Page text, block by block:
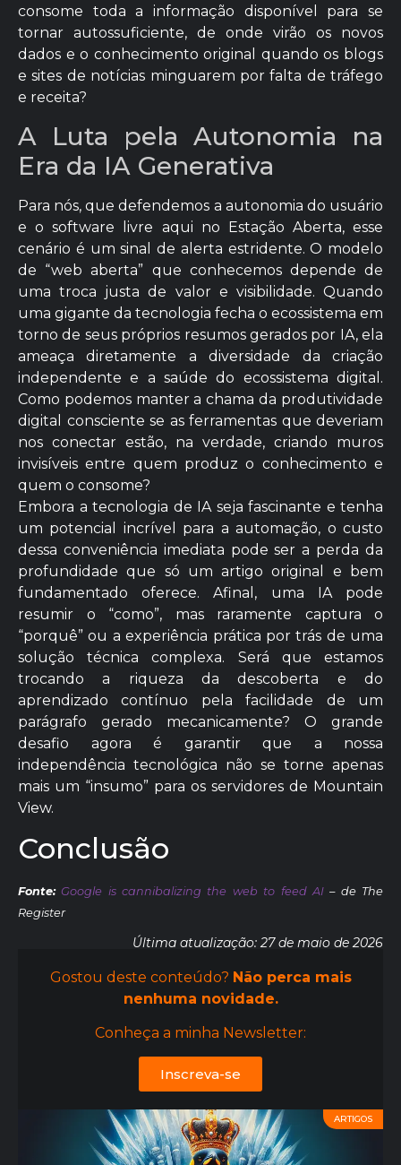
consome toda a informação disponível para se
tornar autossuficiente, de onde virão os novos
dados e o conhecimento original quando os blogs
e sites de notícias minguarem por falta de tráfego
e receita?
A Luta pela Autonomia na
Era da IA Generativa
Para nós, que defendemos a autonomia do usuário
e o software livre aqui no Estação Aberta, esse
cenário é um sinal de alerta estridente. O modelo
de “web aberta” que conhecemos depende de
uma troca justa de valor e visibilidade. Quando
uma gigante da tecnologia fecha o ecossistema em
torno de seus próprios resumos gerados por IA, ela
ameaça diretamente a diversidade da criação
independente e a saúde do ecossistema digital.
Como podemos manter a chama da produtividade
digital consciente se as ferramentas que deveriam
nos conectar estão, na verdade, criando muros
invisíveis entre quem produz o conhecimento e
quem o consome?
Embora a tecnologia de IA seja fascinante e tenha
um potencial incrível para a automação, o custo
dessa conveniência imediata pode ser a perda da
profundidade que só um artigo original e bem
fundamentado oferece. Afinal, uma IA pode
resumir o “como”, mas raramente captura o
“porquê” ou a experiência prática por trás de uma
solução técnica complexa. Será que estamos
trocando a riqueza da descoberta e do
aprendizado contínuo pela facilidade de um
parágrafo gerado mecanicamente? O grande
desafio agora é garantir que a nossa
independência tecnológica não se torne apenas
mais um “insumo” para os servidores de Mountain
View.
Conclusão
Fonte: Google is cannibalizing the web to feed AI– de The
Register
Última atualização: 27 de maio de 2026
Gostou deste conteúdo? Não perca mais
nenhuma novidade.
Conheça a minha Newsletter:
Inscreva-se
ARTIGOS